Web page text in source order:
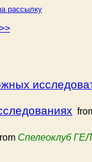
рассылку
>>
Спелеоклуб